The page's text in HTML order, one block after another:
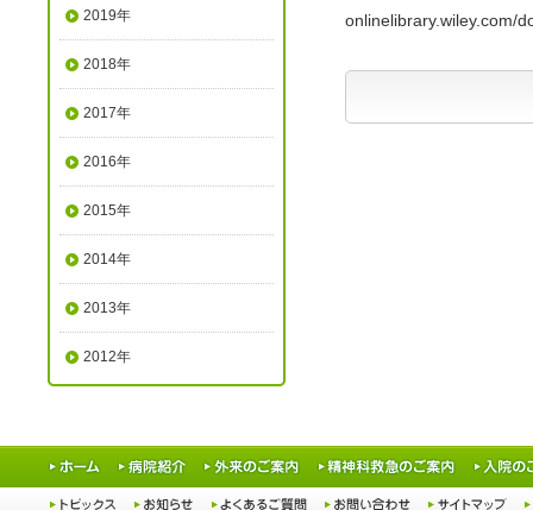
onlinelibrary.wiley.com/
2019年
2018年
2017年
2016年
2015年
2014年
2013年
2012年